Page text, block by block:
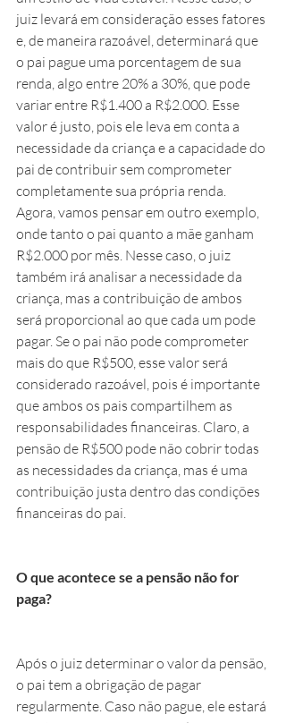
juiz levará em consideração esses fatores
e, de maneira razoável, determinará que
o pai pague uma porcentagem de sua
renda, algo entre 20% a 30%, que pode
variar entre R$1.400 a R$2.000. Esse
valor é justo, pois ele leva em conta a
necessidade da criança e a capacidade do
pai de contribuir sem comprometer
completamente sua própria renda.
Agora, vamos pensar em outro exemplo,
onde tanto o pai quanto a mãe ganham
R$2.000 por mês. Nesse caso, o juiz
também irá analisar a necessidade da
criança, mas a contribuição de ambos
será proporcional ao que cada um pode
pagar. Se o pai não pode comprometer
mais do que R$500, esse valor será
considerado razoável, pois é importante
que ambos os pais compartilhem as
responsabilidades financeiras. Claro, a
pensão de R$500 pode não cobrir todas
as necessidades da criança, mas é uma
contribuição justa dentro das condições
financeiras do pai.
O que acontece se a pensão não for
paga?
Após o juiz determinar o valor da pensão,
o pai tem a obrigação de pagar
regularmente. Caso não pague, ele estará